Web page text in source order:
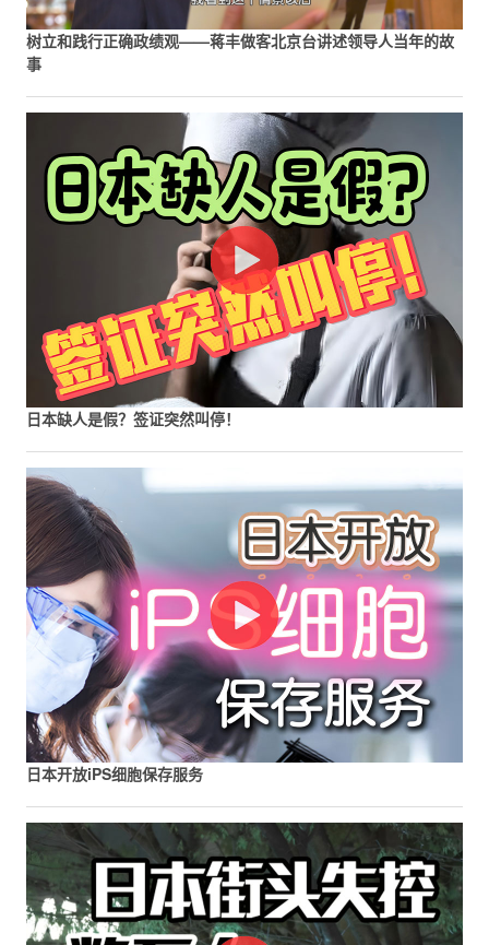
树立和践行正确政绩观——蒋丰做客北京台讲述领导人当年的故
事
日本缺人是假？签证突然叫停！
日本开放iPS细胞保存服务